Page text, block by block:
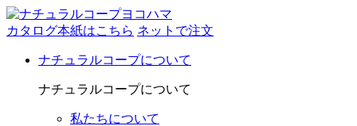
カタログ本紙はこちら ネットで注文
ナチュラルコープについて
ナチュラルコープについて
私たちについて